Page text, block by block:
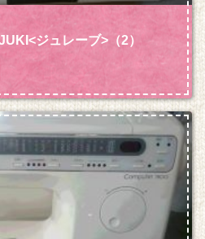
ジュレーブ>（2）